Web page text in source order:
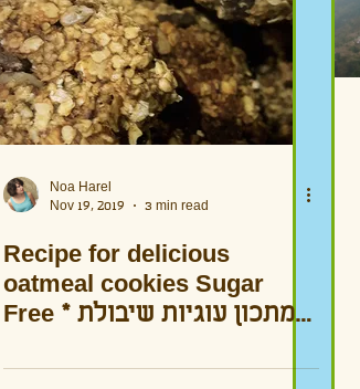
Noa Harel
Nov 19, 2019
3 min read
Recipe for delicious
oatmeal cookies Sugar
Free * מתכון עוגיות שיבולת
וטעימות